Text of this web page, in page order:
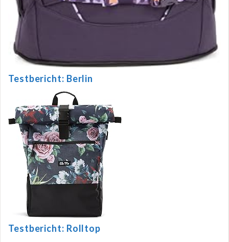
Testbericht: Berlin
Testbericht: Rolltop